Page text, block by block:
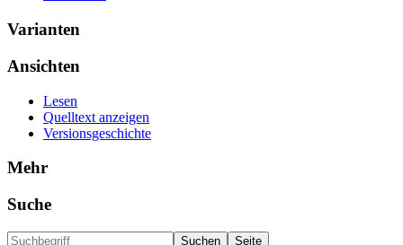
Varianten
Ansichten
Lesen
Quelltext anzeigen
Versionsgeschichte
Mehr
Suche